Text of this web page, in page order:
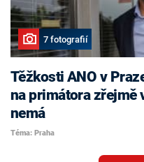
7 fotografií
Těžkosti ANO v
na primátora zřejmě
nemá
Téma: Praha